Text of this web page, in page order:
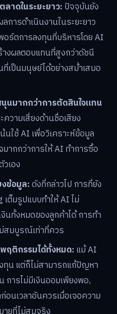
าดในระยะยาว: ปัจจุบันยัง
ารดำเนินงานในระยะยาว
ร์ตการลงทุนที่บริหารโดย AI
างผลตอบแทนที่สูงกว่าดัชนี
เป็นมนุษย์ได้อย่างสม่ำเสมอ
นมากกว่าการตัดสินใจแทน
ความเสี่ยงด้านชื่อเสียง
นใช้ AI เพื่อวิเคราะห์ข้อมูล
ากกว่าการให้ AI ทำการซื้อ
เอง
ข้อมูล:ดังที่กล่าวไป การที่ยัง
ต็มรูปแบบทำให้ AI ไม่
นทั้งหมดของลูกค้าได้ การทำ
สมบูรณ์เท่าที่ควร
ฤติกรรมได้ทั้งหมด: แม้ AI
ทุน แต่ก็ไม่สามารถแก้ปัญหา
การไม่มีเงินออมเพียงพอ,
นเวลาอันควรเมื่อเจอความ